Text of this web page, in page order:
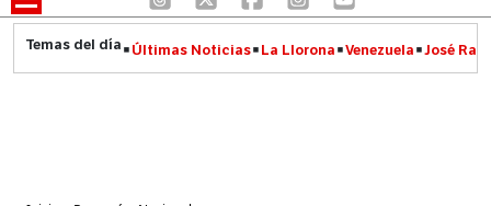
Últimas Noticias La Llorona Venezuela José